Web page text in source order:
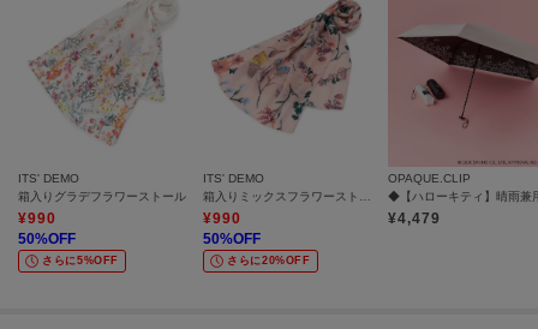
ITS' DEMO
箱入りグラデフラワーストール
¥990
50%OFF
さらに5%OFF
ITS' DEMO
箱入りミックスフラワーストール
¥990
50%OFF
さらに20%OFF
OPAQUE.CLIP
¥4,479